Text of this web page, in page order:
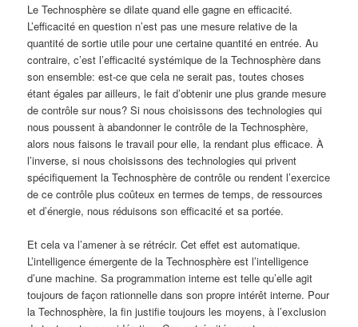
Le Technosphère se dilate quand elle gagne en efficacité.
L’efficacité en question n’est pas une mesure relative de la
quantité de sortie utile pour une certaine quantité en entrée. Au
contraire, c’est l’efficacité systémique de la Technosphère dans
son ensemble: est-ce que cela ne serait pas, toutes choses
étant égales par ailleurs, le fait d’obtenir une plus grande mesure
de contrôle sur nous? Si nous choisissons des technologies qui
nous poussent à abandonner le contrôle de la Technosphère,
alors nous faisons le travail pour elle, la rendant plus efficace. À
l’inverse, si nous choisissons des technologies qui privent
spécifiquement la Technosphère de contrôle ou rendent l’exercice
de ce contrôle plus coûteux en termes de temps, de ressources
et d’énergie, nous réduisons son efficacité et sa portée.
Et cela va l’amener à se rétrécir. Cet effet est automatique.
L’intelligence émergente de la Technosphère est l’intelligence
d’une machine. Sa programmation interne est telle qu’elle agit
toujours de façon rationnelle dans son propre intérêt interne. Pour
la Technosphère, la fin justifie toujours les moyens, à l’exclusion